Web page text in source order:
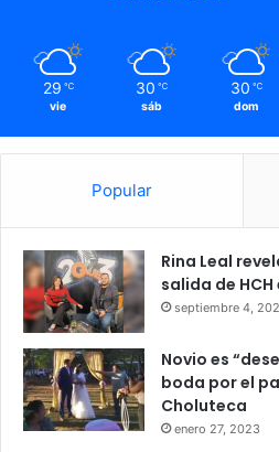
29 ℃
vie
30 ℃
sáb
30 ℃
dom
Popular
Rina Leal
salida de
septiembre 4,
Novio es
boda por el
Choluteca
enero 27, 2023